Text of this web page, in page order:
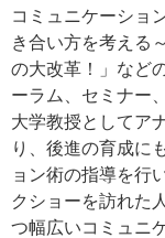
コミュニケーショ
き合い方を考える
の大改革！」など
ーラム、セミナー
大学教授としてア
り、後進の育成に
ョン術の指導を行
クショーを訪れた
つ幅広いコミュニ